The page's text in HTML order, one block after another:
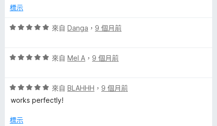
分
分
滿
分
標示
評
分
分
5
來自 Danga ， 9 個月前
評
分
，
分
來自 Mel A ， 9 個月前
評
價
分
來自 BLAHHH ， 9 個月前
works perfectly!
標示